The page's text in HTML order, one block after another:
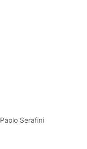
Paolo Serafini